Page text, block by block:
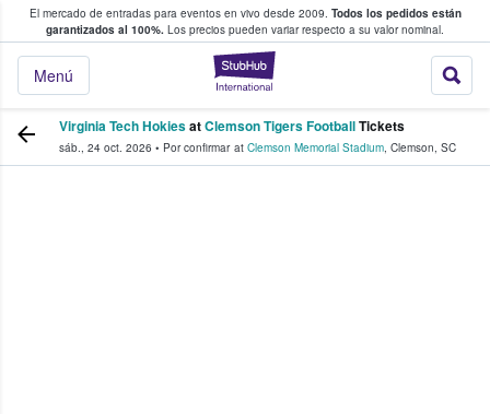
El mercado de entradas para eventos en vivo desde 2009. Todos los pedidos están
garantizados al 100%. Los precios pueden variar respecto a su valor nominal.
StubHub:
Menú
y venta de entradas entre fans
Virginia Tech HokiesatClemson Tigers FootballTickets
sáb., 24 oct. 2026 • Por confirmar at Clemson Memorial Stadium, Clemson, SC